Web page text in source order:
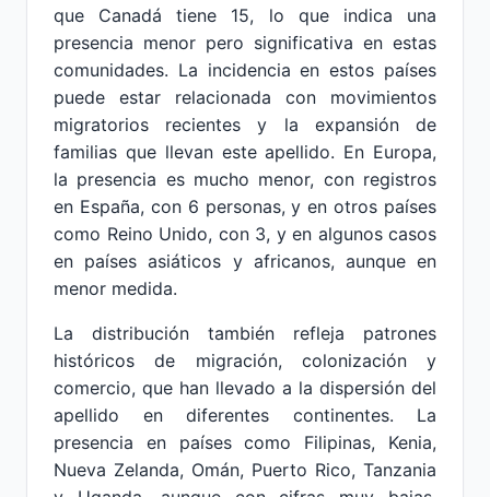
que Canadá tiene 15, lo que indica una
presencia menor pero significativa en estas
comunidades. La incidencia en estos países
puede estar relacionada con movimientos
migratorios recientes y la expansión de
familias que llevan este apellido. En Europa,
la presencia es mucho menor, con registros
en España, con 6 personas, y en otros países
como Reino Unido, con 3, y en algunos casos
en países asiáticos y africanos, aunque en
menor medida.
La distribución también refleja patrones
históricos de migración, colonización y
comercio, que han llevado a la dispersión del
apellido en diferentes continentes. La
presencia en países como Filipinas, Kenia,
Nueva Zelanda, Omán, Puerto Rico, Tanzania